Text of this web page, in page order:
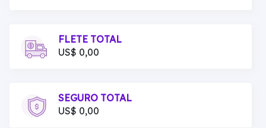
FLETE TOTAL
US$ 0,00
SEGURO TOTAL
US$ 0,00